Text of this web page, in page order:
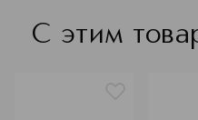
С этим